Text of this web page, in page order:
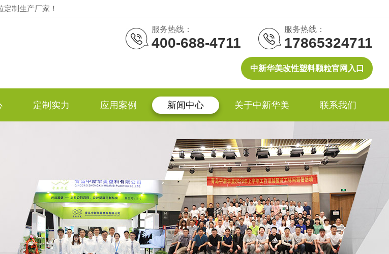
中新华美改性塑料颗粒官网入口
制生产厂家！
服务热线：
400-688-4711
服务热线：
17865324711
定制实力 应用案例 新闻中心 关于中新华美 联系我们